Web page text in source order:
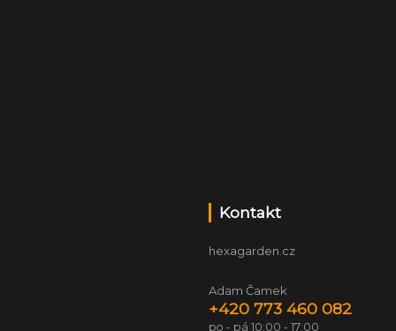
Kontakt
hexagarden.cz
Adam Čamek
+420 773 460 082
po - pá 10:00 - 17:00